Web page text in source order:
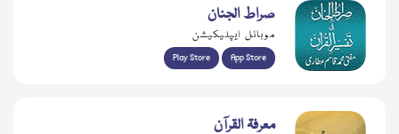
صراط الجنان
موبائل ایپلیکیشن
Play Store App Store
معرفۃ القرآن